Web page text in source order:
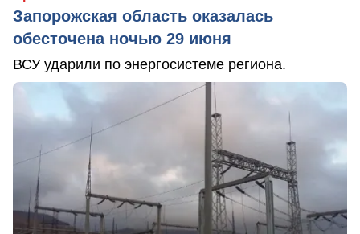
Запорожская область оказалась
обесточена ночью 29 июня
ВСУ ударили по энергосистеме региона.